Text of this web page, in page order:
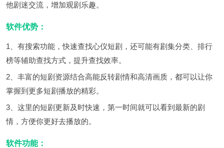
他剧迷交流，增加观剧乐趣。
软件优势：
1、有搜索功能，快速查找心仪短剧，还可能有剧集分类、排行
榜等辅助查找方式，提升查找效率。
2、丰富的短剧资源结合高能反转剧情和高清画质，都可以让你
掌握到更多短剧播放的精彩。
3、这里的短剧更新及时快速，第一时间就可以看到最新的剧
情，方便你更好去播放的。
软件功能：